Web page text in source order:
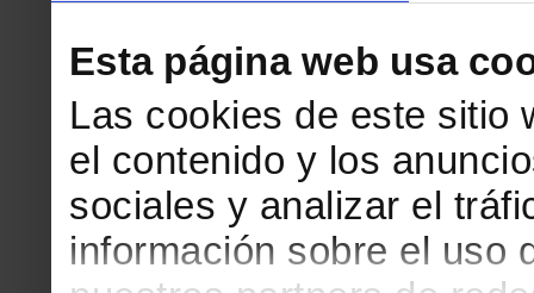
Esta página web usa
Las cookies de este sitio
el contenido y los
sociales y analizar el
información sobre el uso